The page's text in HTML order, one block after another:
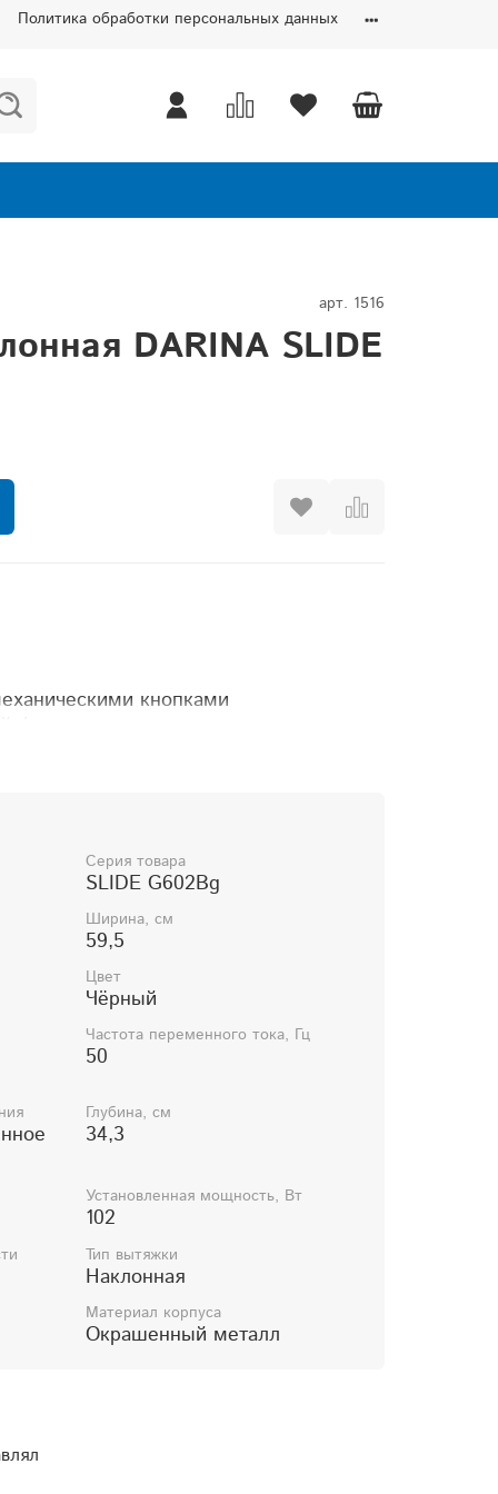
Политика обработки персональных данных
арт. 1516
DARINA SLIDE
кнопками
клапаном
нопочный пост
и
меется
управления - н
- и
на казахском языке - и
Вт) -
Серия товара
SLIDE G602Bg
Ширина, см
59,5
Цвет
Чёрный
Частота переменного тока, Гц
50
Глубина, см
34,3
Установленная мощность, Вт
102
Тип вытяжки
Наклонная
Материал корпуса
Окрашенный металл